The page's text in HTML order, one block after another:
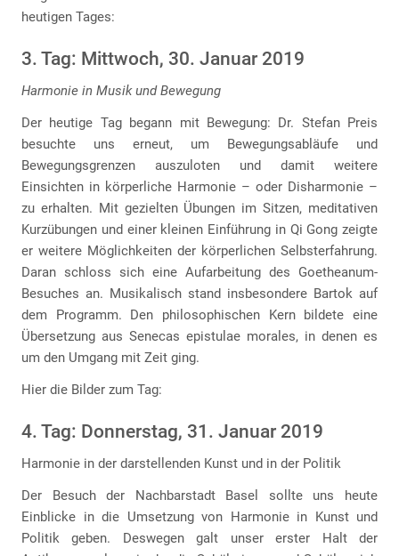
heutigen Tages:
3. Tag: Mittwoch, 30. Januar 2019
Harmonie in Musik und Bewegung
Der heutige Tag begann mit Bewegung: Dr. Stefan Preis
besuchte uns erneut, um Bewegungsabläufe und
Bewegungsgrenzen auszuloten und damit weitere
Einsichten in körperliche Harmonie – oder Disharmonie –
zu erhalten. Mit gezielten Übungen im Sitzen, meditativen
Kurzübungen und einer kleinen Einführung in Qi Gong zeigte
er weitere Möglichkeiten der körperlichen Selbsterfahrung.
Daran schloss sich eine Aufarbeitung des Goetheanum-
Besuches an. Musikalisch stand insbesondere Bartok auf
dem Programm. Den philosophischen Kern bildete eine
Übersetzung aus Senecas epistulae morales, in denen es
um den Umgang mit Zeit ging.
Hier die Bilder zum Tag:
4. Tag: Donnerstag, 31. Januar 2019
Harmonie in der darstellenden Kunst und in der Politik
Der Besuch der Nachbarstadt Basel sollte uns heute
Einblicke in die Umsetzung von Harmonie in Kunst und
Politik geben. Deswegen galt unser erster Halt der